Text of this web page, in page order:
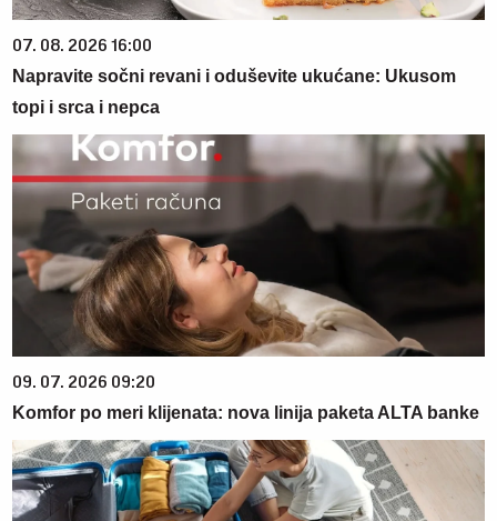
07. 08. 2026 16:00
Napravite sočni revani i oduševite ukućane: Ukusom
topi i srca i nepca
09. 07. 2026 09:20
Komfor po meri klijenata: nova linija paketa ALTA banke